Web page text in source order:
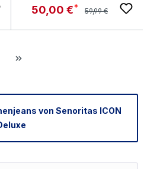
Verkaufspreis:
50,00 € Regulärer Preis:
59,99 €
von Senoritas ICON